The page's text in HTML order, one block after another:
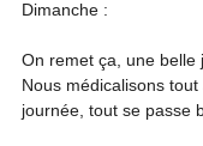
Dimanche :
On remet ça, une belle
Nous médicalisons
journée, tout se passe